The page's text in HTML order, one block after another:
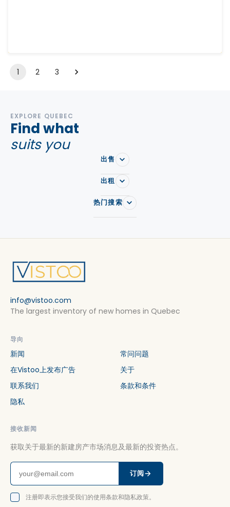
1 2 3
EXPLORE QUEBEC
Find what
suits you
出售
出租
热门搜索
info@vistoo.com
The largest inventory of new homes in Quebec
导向
新闻
常问问题
在Vistoo上发布广告
关于
联系我们
条款和条件
隐私
接收新闻
获取关于最新的新建房产市场消息及最新的投资热点。
订阅
注册即表示您接受我们的使用条款和隐私政策。